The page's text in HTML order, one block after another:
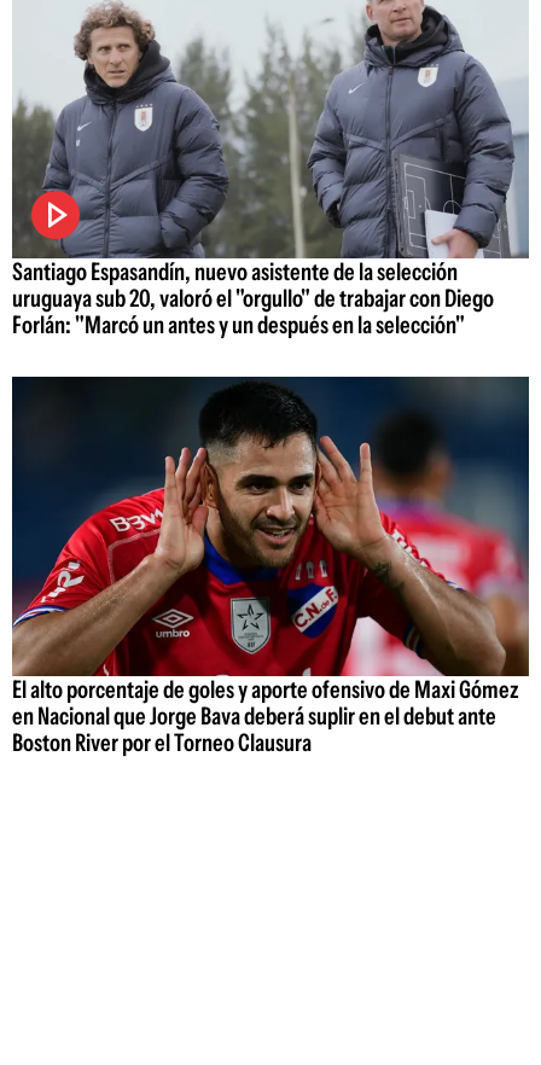
Santiago Espasandín, nuevo asistente de la selección
uruguaya sub 20, valoró el "orgullo" de trabajar con Diego
Forlán: "Marcó un antes y un después en la selección"
El alto porcentaje de goles y aporte ofensivo de Maxi Gómez
en Nacional que Jorge Bava deberá suplir en el debut ante
Boston River por el Torneo Clausura